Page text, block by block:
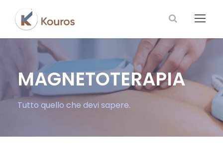
MAGNETOTERAPIA
Tutto quello che devi sapere.